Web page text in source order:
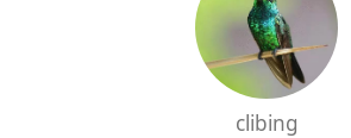
clibing